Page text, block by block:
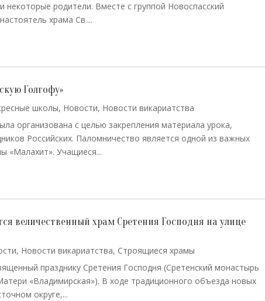
некоторые родители. Вместе с группой Новоспасский
храма Св....
Голгофу»
школы, Новости, Новости викариатства
организована с целью закрепления материала урока,
Российских. Паломничество является одной из важных
«Малахит». Учащиеся...
величественный храм Сретения Господня на улице
, Новости викариатства, Строящиеся храмы
празднику Сретения Господня (Сретенский монастырь
«Владимирская»). В ходе традиционного объезда новых
округе,...